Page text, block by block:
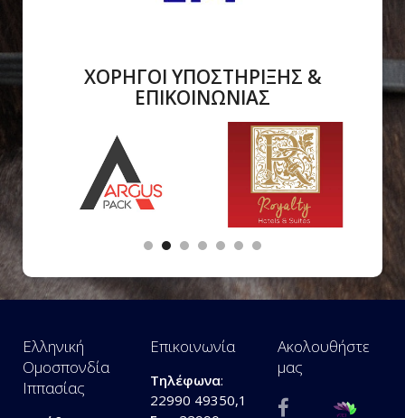
ΧΟΡΗΓΟΙ ΥΠΟΣΤΗΡΙΞΗΣ &
ΕΠΙΚΟΙΝΩΝΙΑΣ
Ελληνική
Ομοσπονδία
Ιππασίας
Επικοινωνία
Τηλέφωνα:
22990 49350,1
Ακολουθήστε
μας